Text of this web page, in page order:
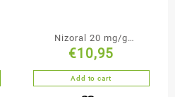
Nizoral 20 mg/g
szampon leczniczy 100
ml
€10,95
Add to cart